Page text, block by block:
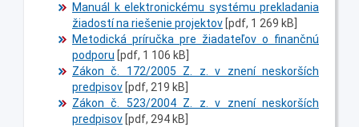
Manuál k elektronickému systému prekladania
žiadostí na riešenie projektov [pdf, 1 269 kB]
Metodická príručka pre žiadateľov o finančnú
podporu [pdf, 1 106 kB]
Zákon č. 172/2005 Z. z. v znení neskorších
predpisov [pdf, 219 kB]
Zákon č. 523/2004 Z. z. v znení neskorších
predpisov [pdf, 294 kB]